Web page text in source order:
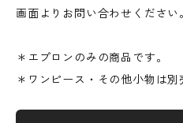
画面よりお問い合わせください。
＊エプロンのみの商品です。
＊ワンピース・その他小物は別